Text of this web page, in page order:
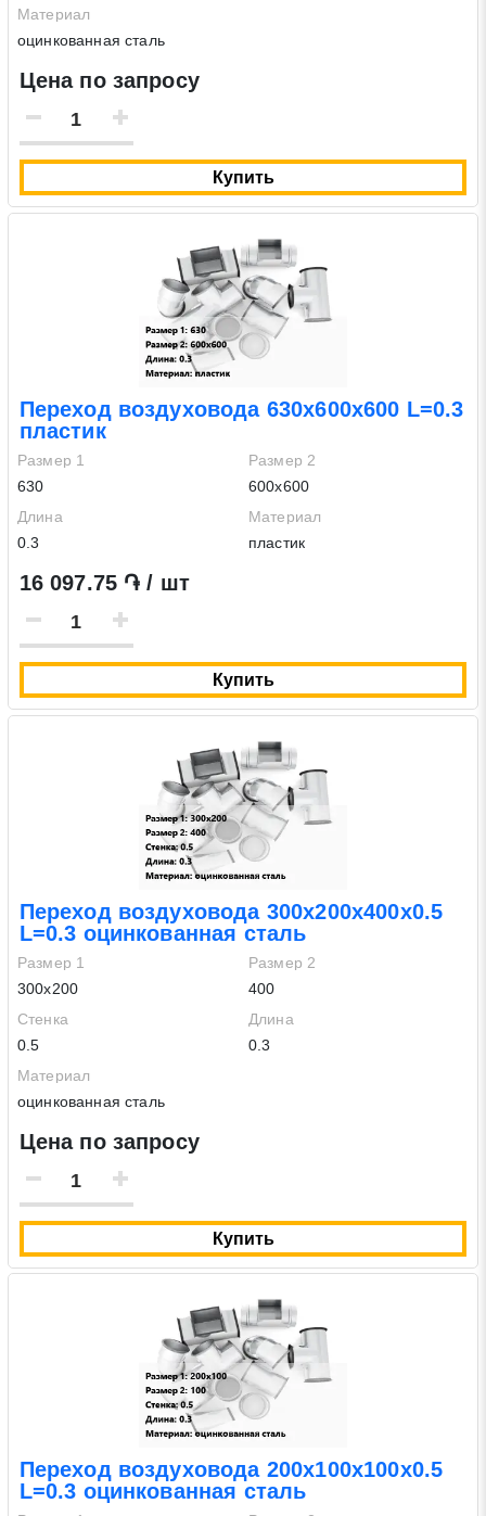
Материал
оцинкованная сталь
Цена по запросу
Купить
Переход воздуховода 630х600х600 L=0.3
пластик
Размер 1
630
Размер 2
600х600
Длина
0.3
Материал
пластик
16 097.75 ֏ / шт
Купить
Переход воздуховода 300х200х400х0.5
L=0.3 оцинкованная сталь
Размер 1
300х200
Размер 2
400
Стенка
0.5
Длина
0.3
Материал
оцинкованная сталь
Цена по запросу
Купить
Переход воздуховода 200х100х100х0.5
L=0.3 оцинкованная сталь